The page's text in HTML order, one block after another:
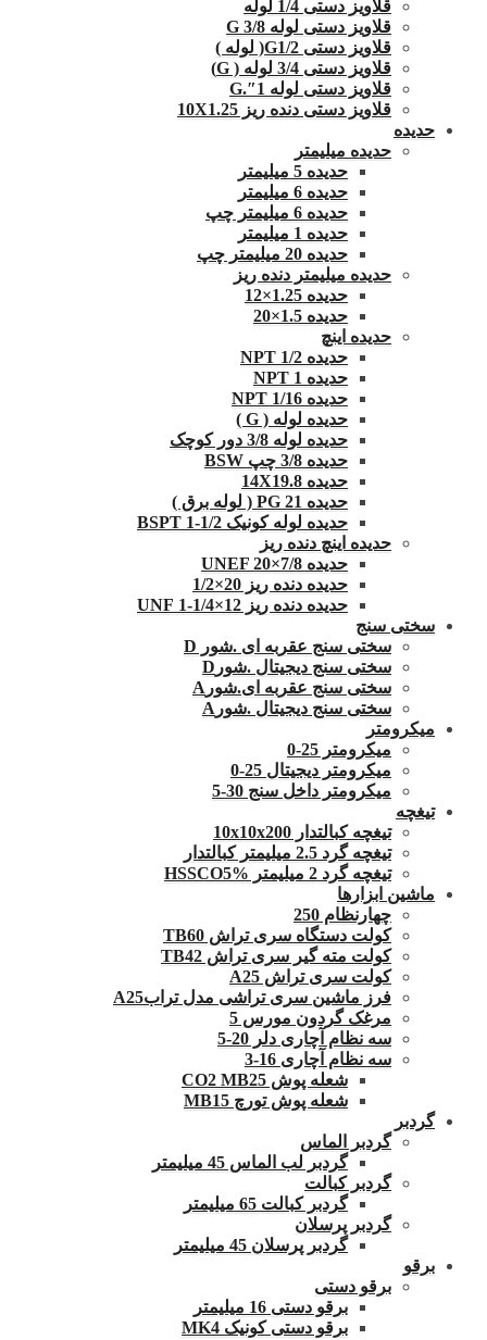
قلاویز دستی 1/4 لوله
قلاویز دستی لوله G 3/8
قلاویز دستی G1/2( لوله )
قلاویز دستی 3/4 لوله ( G)
قلاویز دستی لوله 1″.G
قلاویز دستی دنده ریز 10X1.25
حدیده
حدیده میلیمتر
حدیده 5 میلیمتر
حدیده 6 میلیمتر
حدیده 6 میلیمتر چپ
حدیده 1 میلیمتر
حدیده 20 میلیمتر چپ
حدیده میلیمتر دنده ریز
حدیده 1.25×12
حدیده 1.5×20
حدیده اینچ
حدیده 1/2 NPT
حدیده NPT 1
حدیده 1/16 NPT
حدیده لوله ( G )
حدیده لوله 3/8 دور کوچک
حدیده 3/8 چپ BSW
حدیده 14X19.8
حدیده 21 PG ( لوله برق )
حدیده لوله کونیک 1/2-1 BSPT
حدیده اینچ دنده ریز
حدیده UNEF 20×7/8
حدیده دنده ریز 20×1/2
حدیده دنده ریز 12×1/4-1 UNF
سختی سنج
سختی سنج عقربه ای .شور D
سختی سنج دیجیتال .شورD
سختی سنج عقربه ای.شورA
سختی سنج دیجیتال .شورA
میکرومتر
میکرومتر 25-0
میکرومتر دیجیتال 25-0
میکرومتر داخل سنج 30-5
تیغچه
تیغچه کبالتدار 10x10x200
تیغچه گرد 2.5 میلیمتر کبالتدار
تیغچه گرد 2 میلیمتر HSSCO5%
ماشین ابزارها
چهارنظام 250
کولت دستگاه سری تراش TB60
کولت مته گیر سری تراش TB42
کولت سری تراش A25
فرز ماشین سری تراشی مدل ترابA25
مرغک گردون مورس 5
سه نظام آچاری دلر 20-5
سه نظام آچاری 16-3
شعله پوش CO2 MB25
شعله پوش تورچ MB15
گردبر
گردبر الماس
گردبر لب الماس 45 میلیمتر
گردبر کبالت
گردبر کبالت 65 میلیمتر
گردبر پرسلان
گردبر پرسلان 45 میلیمتر
برقو
برقو دستی
برقو دستی 16 میلیمتر
برقو دستی کونیک MK4